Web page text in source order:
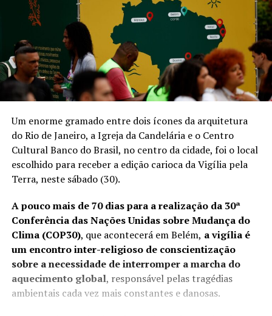
Um enorme gramado entre dois ícones da arquitetura
do Rio de Janeiro, a Igreja da Candelária e o Centro
Cultural Banco do Brasil, no centro da cidade, foi o local
escolhido para receber a edição carioca da Vigília pela
Terra, neste sábado (30).
A pouco mais de 70 dias para a realização da 30ª
Conferência das Nações Unidas sobre Mudança do
Clima (COP30), que acontecerá em Belém, a vigília é
um encontro inter-religioso de conscientização
sobre a necessidade de interromper a marcha do
aquecimento global, responsável pelas tragédias
ambientais cada vez mais constantes e danosas.